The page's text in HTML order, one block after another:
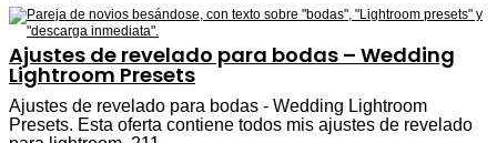
Ajustes de revelado para bodas – Wedding
Lightroom Presets
Ajustes de revelado para bodas - Wedding Lightroom
Presets. Esta oferta contiene todos mis ajustes de revelado